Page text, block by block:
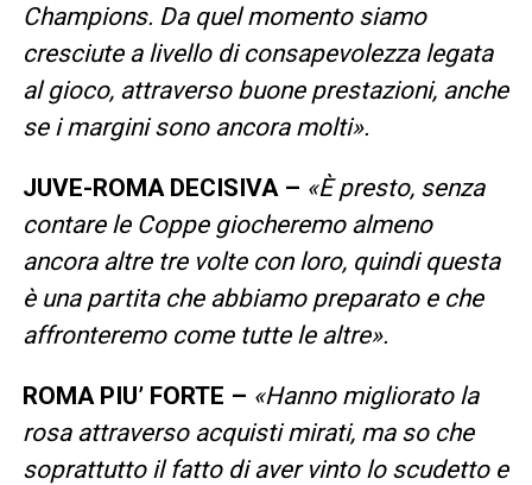
Champions. Da quel momento siamo
cresciute a livello di consapevolezza legata
al gioco, attraverso buone prestazioni, anche
se i margini sono ancora molti».
JUVE-ROMA DECISIVA – «È presto, senza
contare le Coppe giocheremo almeno
ancora altre tre volte con loro, quindi questa
è una partita che abbiamo preparato e che
affronteremo come tutte le altre».
ROMA PIU’ FORTE – «Hanno migliorato la
rosa attraverso acquisti mirati, ma so che
soprattutto il fatto di aver vinto lo scudetto e